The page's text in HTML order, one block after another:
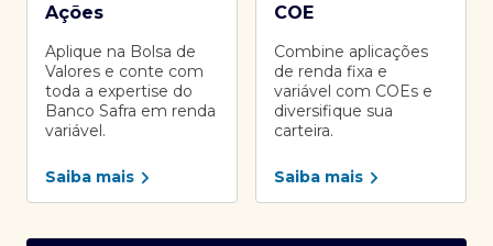
Ações
Aplique na Bolsa de
Valores e conte com
toda a expertise do
Banco Safra em renda
variável.
Saiba mais
COE
Combine aplicações
de renda fixa e
variável com COEs e
diversifique sua
carteira.
Saiba mais